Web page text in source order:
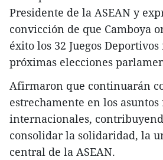
Presidente de la ASEAN y
convicción de que Camboya
éxito los 32 Juegos
próximas elecciones
Afirmaron que continuarán
estrechamente en los
internacionales,
consolidar la solidaridad, la
central de la ASEAN.